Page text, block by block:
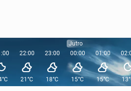
22:00
21°C
23:00
18°C
Jutro
00:00
15°C
01:00
15°C